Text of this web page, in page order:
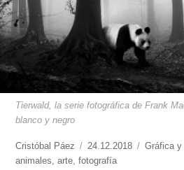
Tierwald, la serie fotográfica de Frank
blanco y negro
https://www.experimenta.es/author/
paez/
Cristóbal Páez
Publicado
el
24.12.2018 Gráfica y
animales,arte,fotografía